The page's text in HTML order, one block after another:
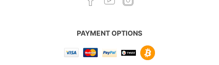
PAYMENT OPTIONS